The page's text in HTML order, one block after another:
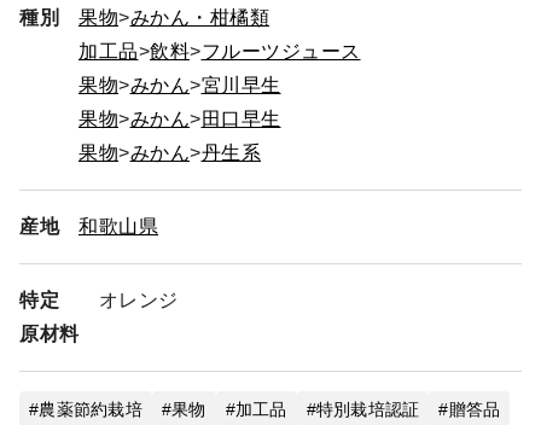
種別 果物
みかん・柑橘類
加工品
飲料
フルーツジュース
果物
みかん
宮川早生
果物
みかん
田口早生
果物
みかん 丹生系
産地 和歌山県
特定
原材料
オレンジ
農薬節約栽培 果物 加工品 特別栽培認証
贈答品